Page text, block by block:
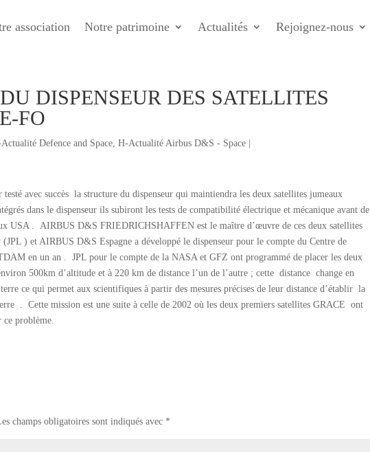
association Notre patrimoine Actualités Rejoignez-nous
DISPENSEUR DES SATELLITES
FO
Defence and Space,H-Actualité Airbus D&S - Space
avec succès la structure du dispenseur qui maintiendra les deux satellites jumeaux
dans le dispenseur ils subiront les tests de compatibilité électrique et mécanique avant de
USA . AIRBUS D&S FRIEDRICHSHAFFEN est le maître d’œuvre de ces deux satellites
) et AIRBUS D&S Espagne a développé le dispenseur pour le compte du Centre de
en un an . JPL pour le compte de la NASA et GFZ ont programmé de placer les deux
500km d’altitude et à 220 km de distance l’un de l’autre ; cette distance change en
ce qui permet aux scientifiques à partir des mesures précises de leur distance d’établir la
. Cette mission est une suite à celle de 2002 où les deux premiers satellites GRACE ont
problème.
champs obligatoires sont indiqués avec *